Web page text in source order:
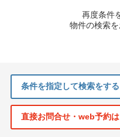
再度条件
物件の検索を
条件を指定して検索をする
直接お問合せ・web予約